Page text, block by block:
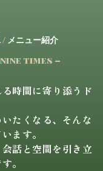
/ メニュー紹介
times –
時間に寄り添うド
たくなる、そんな
ます。
話と空間を引き立
。